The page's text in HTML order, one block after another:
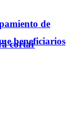
de
cortar
beneficiarios